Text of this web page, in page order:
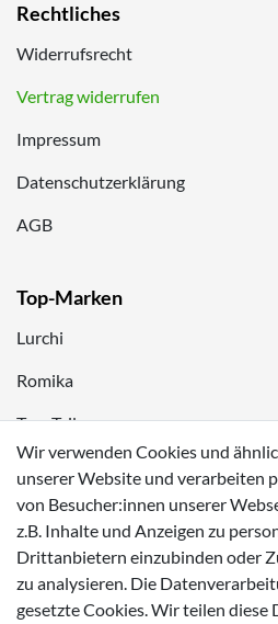
Rechtliches
Widerrufsrecht
Vertrag widerrufen
Impressum
Datenschutzerklärung
AGB
Top-Marken
Lurchi
Romika
Tom Tailor
Zahlungsmöglichkeiten
Wir verwenden Cookies und
unserer Website und verarbeiten
von Besucher:innen unserer
z.B. Inhalte und Anzeigen zu
Drittanbietern einzubinden oder
zu analysieren. Die
gesetzte Cookies. Wir teilen